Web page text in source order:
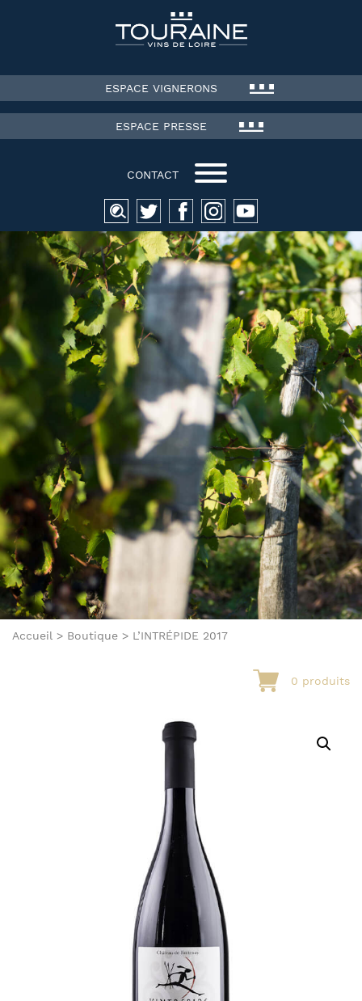
ESPACE VIGNERONS
ESPACE PRESSE
CONTACT
Recherche
pour :
Accueil > Boutique > L’INTRÉPIDE 2017
0 produits